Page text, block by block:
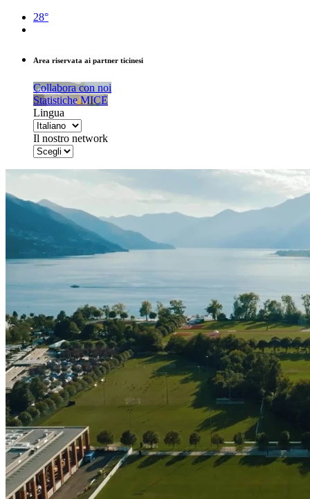
28°
Area riservata ai partner ticinesi
Collabora con noi
Statistiche MICE
Lingua
Il nostro network